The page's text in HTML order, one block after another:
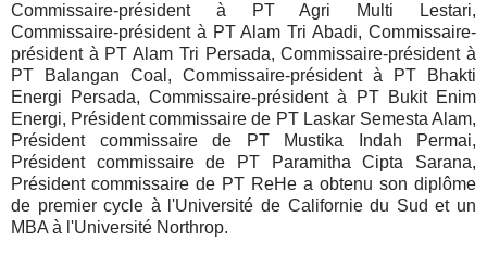
Commissaire-président à PT Agri Multi Lestari,
Commissaire-président à PT Alam Tri Abadi, Commissaire-
président à PT Alam Tri Persada, Commissaire-président à
PT Balangan Coal, Commissaire-président à PT Bhakti
Energi Persada, Commissaire-président à PT Bukit Enim
Energi, Président commissaire de PT Laskar Semesta Alam,
Président commissaire de PT Mustika Indah Permai,
Président commissaire de PT Paramitha Cipta Sarana,
Président commissaire de PT ReHe a obtenu son diplôme
de premier cycle à l'Université de Californie du Sud et un
MBA à l'Université Northrop.